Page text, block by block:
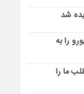
میلیون یورو را به
ما را